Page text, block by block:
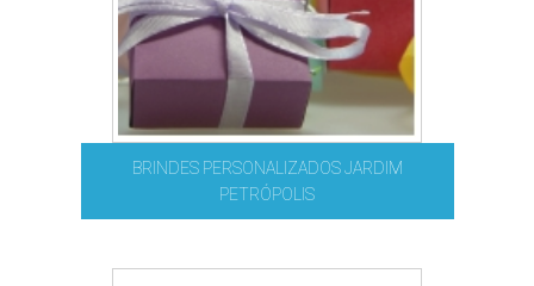
BRINDES PERSONALIZADOS JARDIM
PETRÓPOLIS